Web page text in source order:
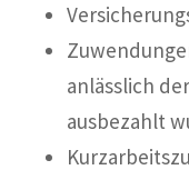
anlässlich
ausbezahlt